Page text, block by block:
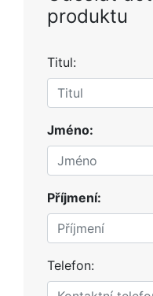
produktu
Titul:
Jméno:
Příjmení:
Telefon: